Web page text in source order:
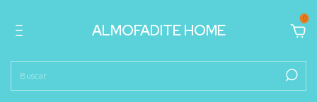
ALMOFADITE HOME
0